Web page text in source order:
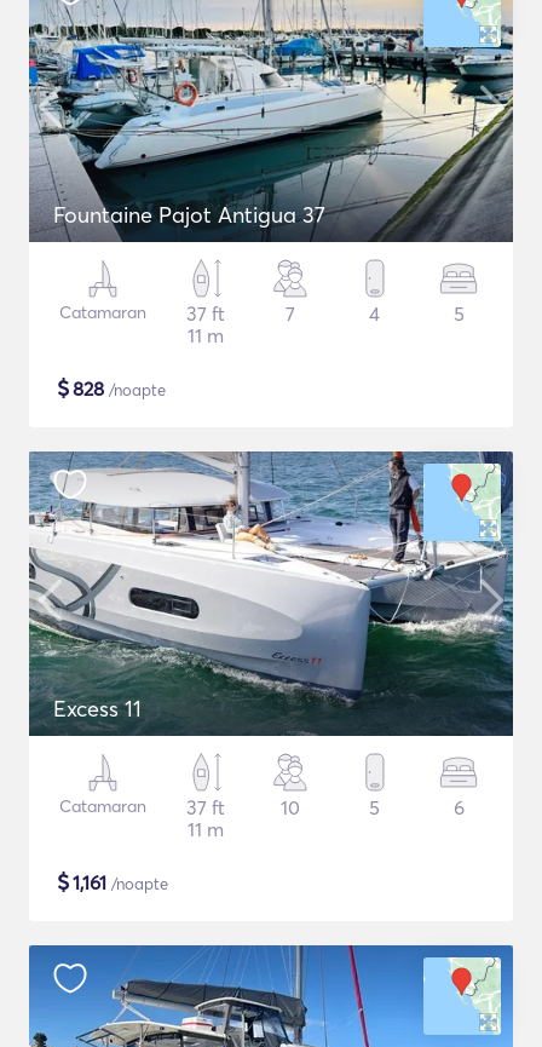
Fountaine Pajot Antigua 37
Catamaran
37 ft
11 m
7 4 5
$828 /noapte
Excess 11
Catamaran
37 ft
11 m
10 5 6
$1,161 /noapte